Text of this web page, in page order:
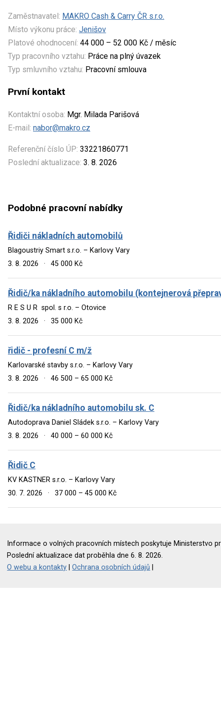
Zaměstnavatel: MAKRO Cash & Carry ČR s.r.o.
Místo výkonu práce: Jenišov
Platové ohodnocení: 44 000 – 52 000 Kč / měsíc
Typ pracovního vztahu: Práce na plný úvazek
Typ smluvního vztahu: Pracovní smlouva
První kontakt
Kontaktní osoba: Mgr. Milada Parišová
E-mail: nabor@makro.cz
Referenční číslo ÚP: 33221860771
Poslední aktualizace: 3. 8. 2026
Podobné pracovní nabídky
Řidiči nákladních automobilů
Blagoustriy Smart s.r.o. – Karlovy Vary
3. 8. 2026
· 45 000 Kč
Řidič/ka nákladního automobilu (kontejnerová
R E S U R spol. s r.o. – Otovice
3. 8. 2026
· 35 000 Kč
řidič - profesní C m/ž
Karlovarské stavby s.r.o. – Karlovy Vary
3. 8. 2026
· 46 500 – 65 000 Kč
Řidič/ka nákladního automobilu sk. C
Autodoprava Daniel Sládek s.r.o. – Karlovy Vary
3. 8. 2026
· 40 000 – 60 000 Kč
Řidič C
KV KASTNER s.r.o. – Karlovy Vary
30. 7. 2026
· 37 000 – 45 000 Kč
Informace o volných pracovních místech poskytuje Ministerstvo
Poslední aktualizace dat proběhla dne 6. 8. 2026.
O webu a kontakty |Ochrana osobních údajů